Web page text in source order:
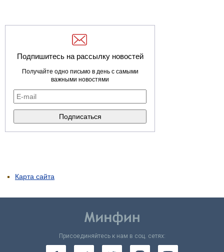
Подпишитесь на рассылку новостей
Получайте одно письмо в день с самыми
важными новостями
Карта сайта
Присоединяйтесь к нам в соц. сетях: